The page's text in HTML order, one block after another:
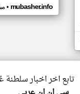
• mubasher.info
تابع اخر اخبار